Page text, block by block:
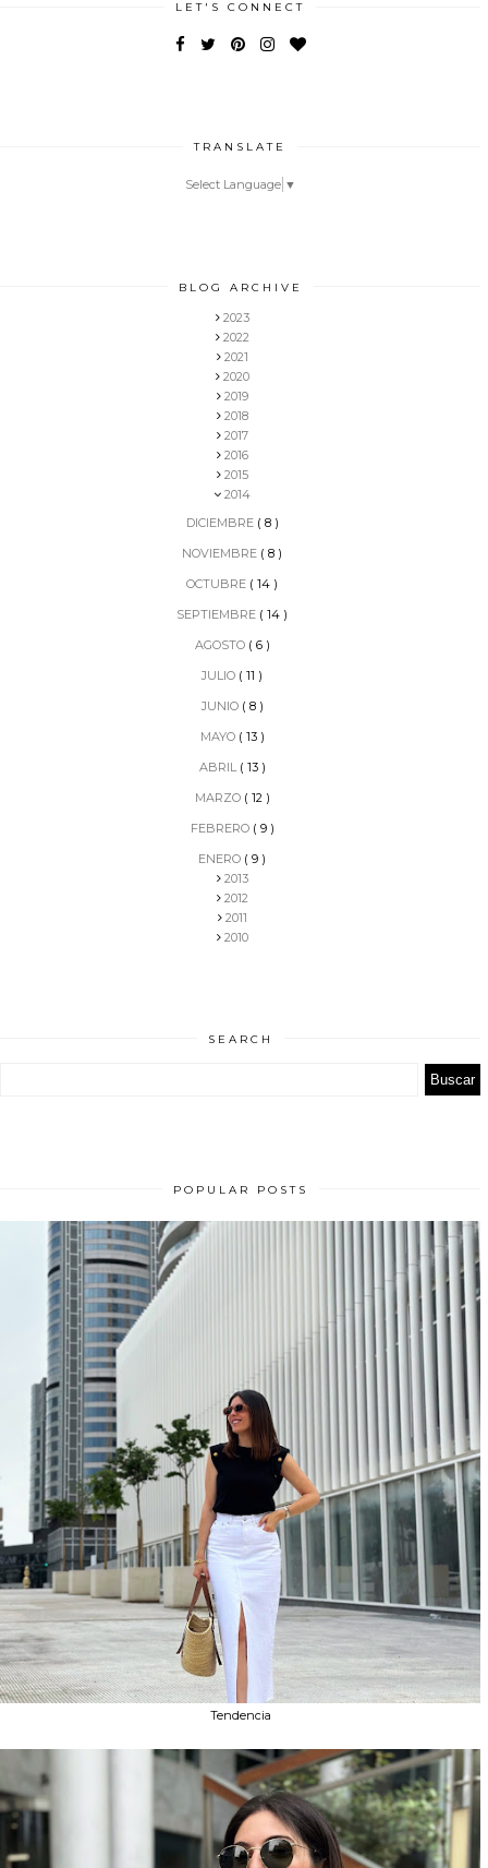
LET'S CONNECT
TRANSLATE
Select Language ▼
BLOG ARCHIVE
2023
2022
2021
2020
2019
2018
2017
2016
2015
2014
DICIEMBRE ( 8 )
NOVIEMBRE ( 8 )
OCTUBRE ( 14 )
SEPTIEMBRE ( 14 )
AGOSTO ( 6 )
JULIO ( 11 )
JUNIO ( 8 )
MAYO ( 13 )
ABRIL ( 13 )
MARZO ( 12 )
FEBRERO ( 9 )
ENERO ( 9 )
2013
2012
2011
2010
SEARCH
POPULAR POSTS
Tendencia